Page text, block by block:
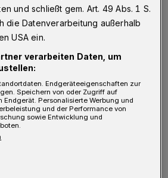
SV 0:2 (0:2).
und schließt gem. Art. 49 Abs. 1 S.
die Datenverarbeitung außerhalb
USA ein.
verarbeiten Daten, um
Endgeräteeigenschaften zur
Speichern von oder Zugriff auf
Endgerät. Personalisierte Werbung und
und der Performance von
sowie Entwicklung und